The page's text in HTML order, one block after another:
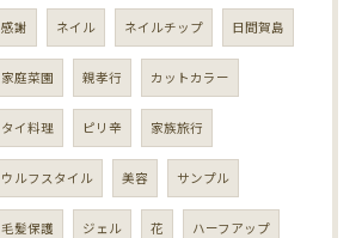
感謝 ネイル ネイルチップ 日間賀島
家庭菜園 親孝行 カットカラー
タイ料理 ピリ辛 家族旅行
ウルフスタイル 美容 サンプル
毛髪保護 ジェル 花 ハーフアップ